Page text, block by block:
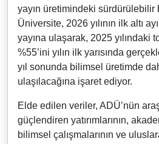
yayın üretimindeki sürdürülebilir
Üniversite, 2026 yılının ilk altı
yayına ulaşarak, 2025 yılındaki
%55’ini yılın ilk yarısında
yıl sonunda bilimsel üretimde
ulaşılacağına işaret ediyor.
Elde edilen veriler, ADÜ’nün
güçlendiren yatırımlarının,
bilimsel çalışmalarının ve